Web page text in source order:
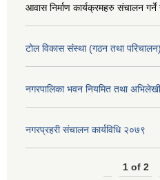
आवास निर्माण कार्यक्रमहरु संचालन गर्ने
टोल विकास संस्था (गठन तथा
नगरपालिका भवन नियमित तथा
नगरप्रहरी संचालन कार्यविधि २०७९
1 of 2